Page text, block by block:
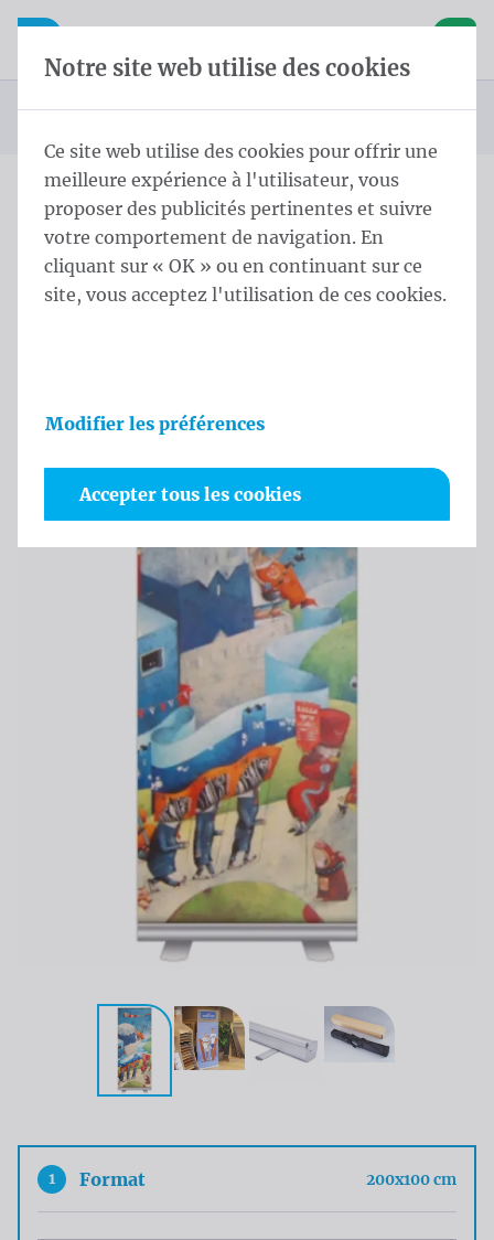
Skip content
Sauter la sélection de la langue
Ouvrir la navigation mobile
Page d'accueil
Produits
Displays
Roll-up display Roll up STD 200x100 cm Greyback
Roll up STD 200x100 cm
Greyback
1 Format 200x100 cm
Notre site web utilise des cookies
Ce site web utilise des cookies pour offrir une
meilleure expérience à l'utilisateur, vous
proposer des publicités pertinentes et suivre
votre comportement de navigation. En
cliquant sur « OK » ou en continuant sur ce
site, vous acceptez l'utilisation de ces cookies.
Modifier les préférences
Accepter tous les cookies